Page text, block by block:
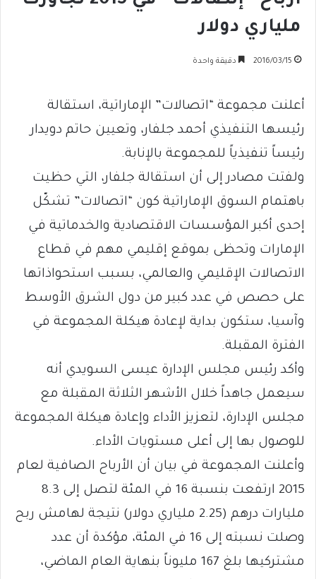
ملياري دولار
2016/03/15 دقيقة واحدة
أعلنت مجموعة “اتصالات” الإماراتية، استقالة
رئيسها التنفيذي أحمد جلفار، وتعيين حاتم دويدار
رئيساً تنفيذياً للمجموعة بالإنابة.
ولفتت مصادر إلى أن استقالة جلفار، التي حظيت
باهتمام السوق الإماراتية كون “اتصالات” تشكّل
إحدى أكبر المؤسسات الاقتصادية والخدماتية في
الإمارات وتحظى بموقع إقليمي مهم في قطاع
الاتصالات الإقليمي والعالمي، بسبب استحواذاتها
على حصص في عدد كبير من دول الشرق الأوسط
وآسيا، ستكون بداية لإعادة هيكلة المجموعة في
الفترة المقبلة.
وأكد رئيس مجلس الإدارة عيسى السويدي أنه
سيعمل جاهداً خلال الأشهر الثلاثة المقبلة مع
مجلس الإدارة، لتعزيز الأداء وإعادة هيكلة المجموعة
للوصول بها إلى أعلى مستويات الأداء.
وأعلنت المجموعة في بيان أن الأرباح الصافية لعام
2015 ارتفعت بنسبة 16 في المئة لتصل إلى 8.3
مليارات درهم (2.25 ملياري دولار) نتيجة لهامش ربح
وصلت نسبته إلى 16 في المئة، مؤكدة أن عدد
مشتركيها بلغ 167 مليوناً بنهاية العام الماضي،